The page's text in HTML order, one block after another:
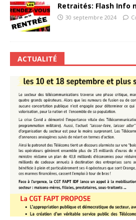
Retraités: Flash Info
30 septembre 2024
ACTUALITÉ